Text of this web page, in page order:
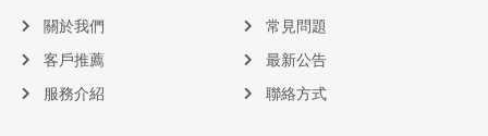
關於我們
客戶推薦
服務介紹
常見問題
最新公告
聯絡方式